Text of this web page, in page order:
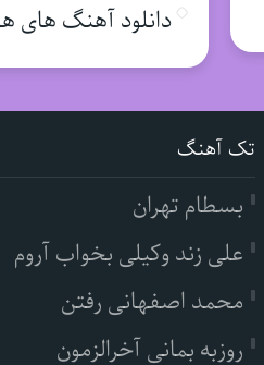
دانلود آهنگ های
تک آهنگ
بسطام تهران
علی زند وکیلی بخواب آروم
محمد اصفهانی رفتن
روزبه بمانی آخرالزمون